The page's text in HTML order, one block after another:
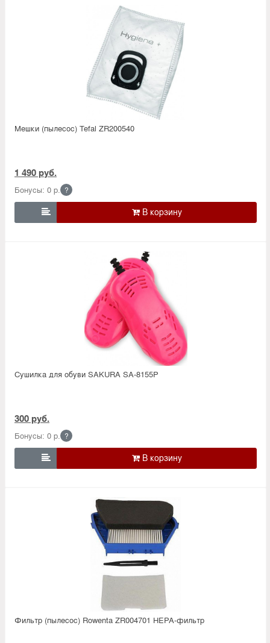
Мешки (пылесос) Tefal ZR200540
1 490 руб.
Бонусы: 0 р. ?

Сушилка для обуви SAKURA SA-8155P
300 руб.
Бонусы: 0 р. ?

Фильтр (пылесос) Rowenta ZR004701 HEPA-фильтр